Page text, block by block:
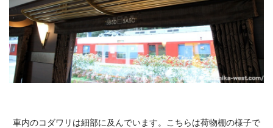
車内のコダワリは細部に及んでいます。こちらは荷物棚の様子で